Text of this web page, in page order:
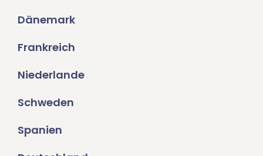
Dänemark
Frankreich
Niederlande
Schweden
Spanien